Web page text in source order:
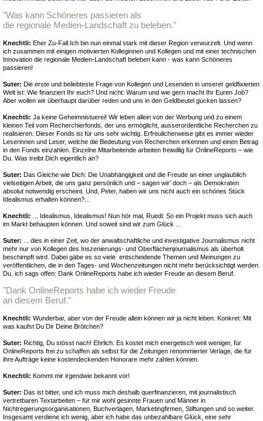
"Was kann Schöneres passieren als
die regionale Medien-Landschaft zu beleben."
Knechtli: Eher Zu-Fall.Ich bin nun einmal stark mit dieser Region verwurzelt. Und wenn
ich zusammen mit einigen motivierten Kolleginnen und Kollegen und mit einer technischen
Innovation die regionale Medien-Landschaft beleben kann - was kann Schöneres
passieren!
Suter: Die erste und beliebteste Frage von Kollegen und Lesenden in unserer geldfixierten
Welt ist: Wie finanziert Ihr euch? Und nicht: Warum und wie gern macht Ihr Euren Job?
Aber wollen wir überhaupt darüber reden und uns in den Geldbeutel gucken lassen?
Knechtli: Ja keine Geheimnistuerei! Wir leben allein von der Werbung und zu einem
kleinen Teil vom Recherchierfonds, der uns ermöglicht, ausserordentliche Recherchen zu
realisieren. Dieser Fonds ist für uns sehr wichtig. Erfreulicherweise gibt es immer wieder
Leserinnen und Leser, welche die Bedeutung von Recherchen erkennen und einen Betrag
in den Fonds einzahlen. Einzelne Mitarbeitende arbeiten freiwillig für OnlineReports – wie
Du. Was treibt Dich eigentlich an?
Suter: Das Gleiche wie Dich: Die Unabhängigkeit und die Freude an einer unglaublich
vielseitigen Arbeit, die uns ganz persönlich und – sagen wir' doch – als Demokraten
absolut notwendig erscheint. Und, Peter, haben wir uns nicht auch ein schönes Stück
Idealismus erhalten können?...
Knechtli: ... Idealismus, Idealismus! Nun hör mal, Ruedi: So ein Projekt muss sich auch
im Markt behaupten können. Und soweit sind wir zum Glück ...
Suter: ... dies in einer Zeit, wo der anwaltschaftliche und investigative Journalismus nicht
mehr nur von Kollegen des Inszenierungs- und Oberflächenjournalismus als überholt
beschimpft wird. Dabei gäbe es so viele entscheidende Themen und Meinungen zu
veröffentlichen, die in den Tages- und Wochenzeitungen nicht mehr berücksichtigt werden.
Du, ich sags offen: Dank OnlineReports habe ich wieder Freude an diesem Beruf.
"Dank OnlineReports habe ich wieder Freude
an diesem Beruf."
Knechtli: Wunderbar, aber von der Freude allein können wir ja nicht leben. Konkret: Mit
was kaufst Du Dir Deine Brötchen?
Suter: Richtig, Du stösst nach! Ehrlich: Es kostet mich energetisch weit weniger, für
OnlineReports frei zu schaffen als selbst für die Zeitungen renommierter Verlage, die für
ihre Aufträge keine kostendeckenden Honorare mehr zahlen können.
Knechtli: Kommt mir irgendwie bekannt vor!
Suter: Das ist bitter, und ich muss mich deshalb querfinanzieren, mit journalistisch
vertretbaren Textarbeiten – für mir wohl gesinnte Frauen und Männer in
Nichtregierungsorganisationen, Buchverlagen, Marketingfirmen, Stiftungen und so weiter.
Insgesamt verdiene ich wenig, aber ich habe das unbezahlbare Glück, eine sehr